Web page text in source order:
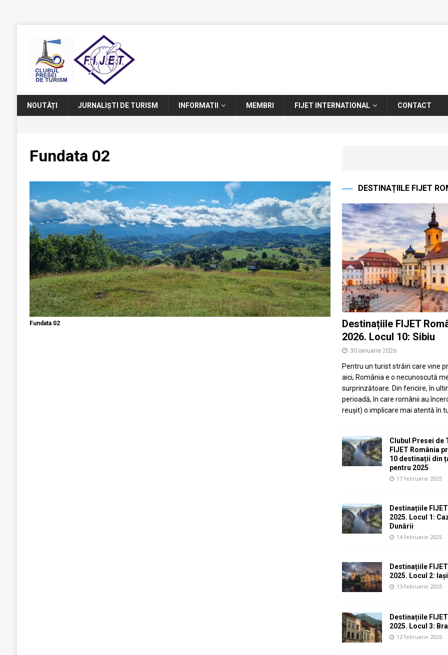
NOUTĂȚI JURNALIȘTI DE TURISM INFORMATII MEMBRI FIJET INTERNATIONAL CONTACT
Fundata 02
Fundata 02
DESTINAȚIILE FIJET
Destinațiile FIJET
2026. Locul 10: Sibiu
30 ianuarie 2026
Pentru un turist străin care vine
aici, România e o necunoscută
surprinzătoare. Din fericire, în
perioadă, în care românii au
reușit) o implicare mai atentă în
Clubul Presei de
FIJET România
10 destinații din
pentru 2025
17 februarie 2025
Destinațiile
2025. Locul 1:
Dunării
14 februarie 2025
Destinațiile
2025. Locul 2: Iași
13 februarie 2025
Destinațiile
2025. Locul 3:
12 februarie 2025